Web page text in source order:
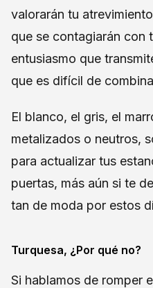
valorarán tu
que se contagiarán con
entusiasmo que
que es difícil de
El blanco, el gris, el
metalizados o neutros,
para actualizar tus
puertas, más aún si te
tan de moda por estos
Turquesa, ¿Por qué no?
Si hablamos de romper